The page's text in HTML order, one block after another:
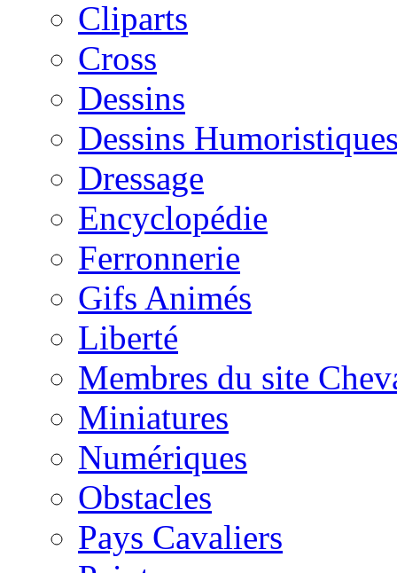
Cliparts
Cross
Dessins
Dessins
Dressage
Encyclopédie
Ferronnerie
Gifs Animés
Liberté
Membres du site
Miniatures
Numériques
Obstacles
Pays Cavaliers